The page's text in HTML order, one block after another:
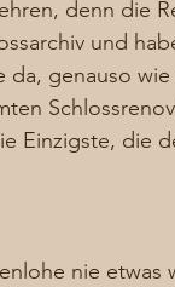
denn die
und
da, genauso
Einzigste, die
nie